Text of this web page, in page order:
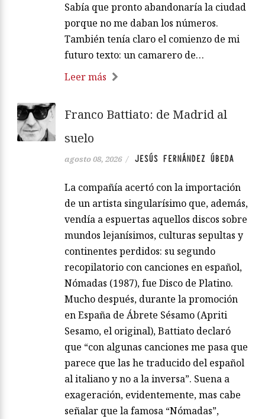
Sabía que pronto abandonaría la ciudad
porque no me daban los números.
También tenía claro el comienzo de mi
futuro texto: un camarero de…
Leer más
Franco Battiato: de Madrid al
suelo
agosto 08, 2026 / JESÚS FERNÁNDEZ ÚBEDA
La compañía acertó con la importación
de un artista singularísimo que, además,
vendía a espuertas aquellos discos sobre
mundos lejanísimos, culturas sepultas y
continentes perdidos: su segundo
recopilatorio con canciones en español,
Nómadas (1987), fue Disco de Platino.
Mucho después, durante la promoción
en España de Ábrete Sésamo (Apriti
Sesamo, el original), Battiato declaró
que “con algunas canciones me pasa que
parece que las he traducido del español
al italiano y no a la inversa”. Suena a
exageración, evidentemente, mas cabe
señalar que la famosa “Nómadas”,